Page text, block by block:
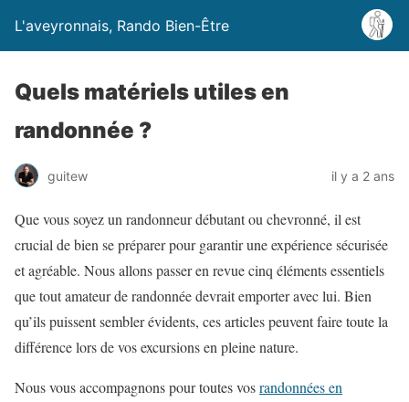
L'aveyronnais, Rando Bien-Être
Quels matériels utiles en
randonnée ?
guitew il y a 2 ans
Que vous soyez un randonneur débutant ou chevronné, il est
crucial de bien se préparer pour garantir une expérience sécurisée
et agréable. Nous allons passer en revue cinq éléments essentiels
que tout amateur de randonnée devrait emporter avec lui. Bien
qu’ils puissent sembler évidents, ces articles peuvent faire toute la
différence lors de vos excursions en pleine nature.
Nous vous accompagnons pour toutes vosrandonnées en